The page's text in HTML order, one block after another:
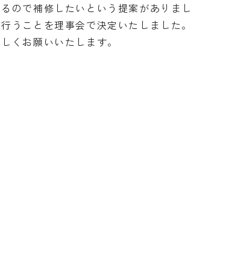
ので補修したいという提案がありまし
うことを理事会で決定いたしました。
くお願いいたします。